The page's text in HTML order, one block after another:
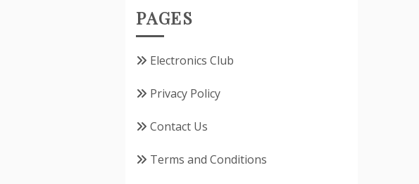
PAGES
Electronics Club
Privacy Policy
Contact Us
Terms and Conditions